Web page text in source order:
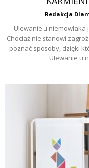
Redakcja
Ulewanie u niemowlaka
Chociaż nie stanowi
poznać sposoby, dzięki
Ulewanie u